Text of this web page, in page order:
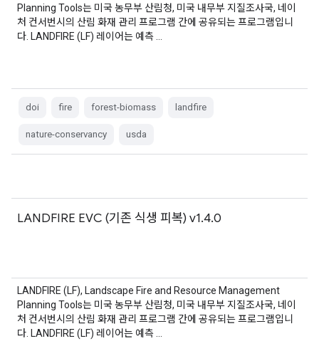
Planning Tools는 미국 농무부 산림청, 미국 내무부 지질조사국, 네이
처 컨서번시의 산림 화재 관리 프로그램 간에 공유되는 프로그램입니
다. LANDFIRE (LF) 레이어는 예측 …
doi fire forest-biomass landfire
nature-conservancy usda
LANDFIRE EVC (기존 식생 피복) v1.4.0
LANDFIRE (LF), Landscape Fire and Resource Management
Planning Tools는 미국 농무부 산림청, 미국 내무부 지질조사국, 네이
처 컨서번시의 산림 화재 관리 프로그램 간에 공유되는 프로그램입니
다. LANDFIRE (LF) 레이어는 예측 …